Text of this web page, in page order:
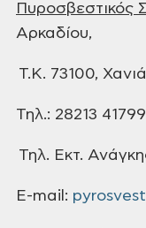
Πυροσβεστικός
Αρκαδίου,
Τ.Κ. 73100, Χανιά
Τηλ.: 28213
Τηλ. Εκτ.
E-mail: